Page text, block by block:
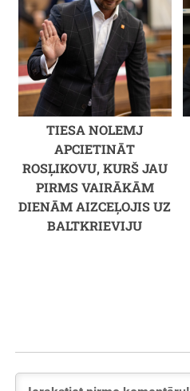
TIESA NOLEMJ
APCIETINĀT
ROSĻIKOVU, KURŠ JAU
PIRMS VAIRĀKĀM
DIENĀM AIZCEĻOJIS UZ
BALTKRIEVIJU